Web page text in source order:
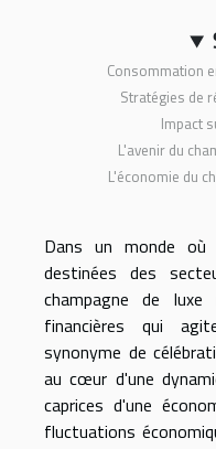
Consommation
Stratégies de
Impact
L'avenir du
L'économie du
Dans un monde où
destinées des
champagne de luxe
financières qui
synonyme de
au cœur d'une
caprices d'une
fluctuations